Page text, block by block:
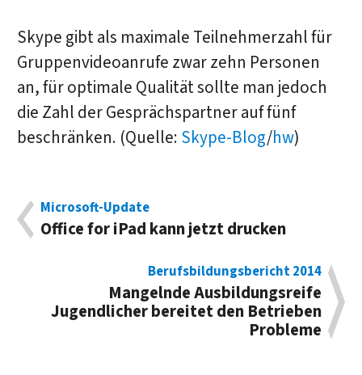
Skype gibt als maximale Teilnehmerzahl für
Gruppenvideoanrufe zwar zehn Personen
an, für optimale Qualität sollte man jedoch
die Zahl der Gesprächspartner auf fünf
beschränken. (Quelle: Skype-Blog/hw)
Microsoft-Update
Office for iPad kann jetzt drucken
Berufsbildungsbericht 2014
Mangelnde Ausbildungsreife
Jugendlicher bereitet den Betrieben
Probleme